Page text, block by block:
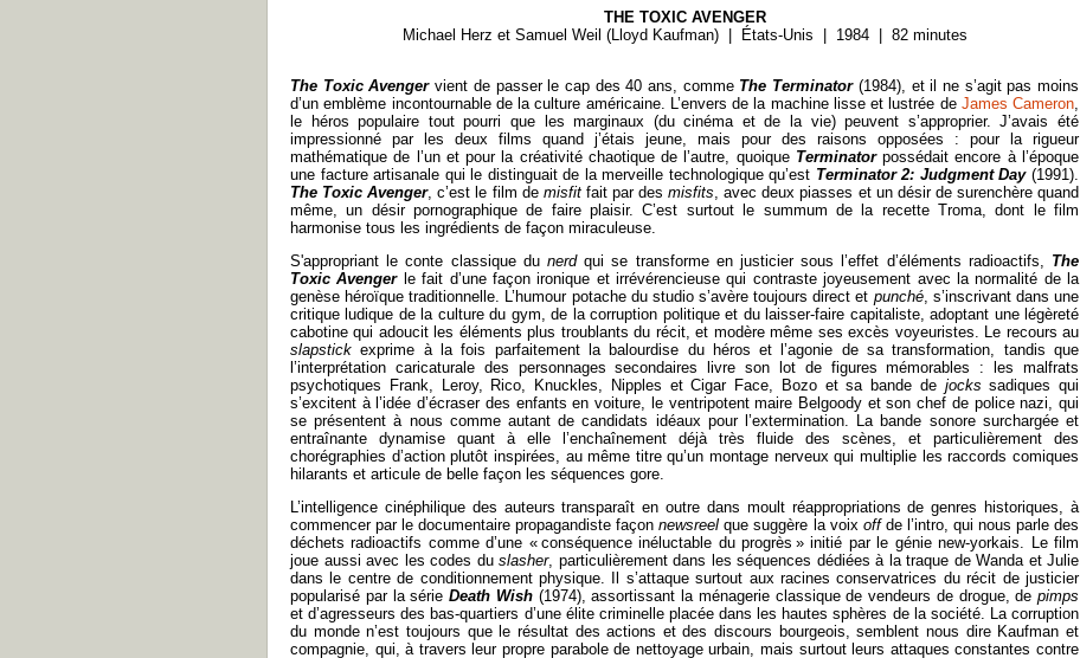
THE TOXIC AVENGER
Michael Herz et Samuel Weil (Lloyd Kaufman) | États-Unis | 1984 | 82 minutes
The Toxic Avengervient de passer le cap des 40 ans, comme The Terminator(1984), et il ne s’agit pas moins
d’un emblème incontournable de la culture américaine. L’envers de la machine lisse et lustrée de James Cameron,
le héros populaire tout pourri que les marginaux (du cinéma et de la vie) peuvent s’approprier. J’avais été
impressionné par les deux films quand j’étais jeune, mais pour des raisons opposées : pour la rigueur
mathématique de l’un et pour la créativité chaotique de l’autre, quoique Terminatorpossédait encore à l’époque
une facture artisanale qui le distinguait de la merveille technologique qu’est Terminator 2: Judgment Day(1991).
The Toxic Avenger, c’est le film de misfitfait par desmisfits, avec deux piasses et un désir de surenchère quand
même, un désir pornographique de faire plaisir. C’est surtout le summum de la recette Troma, dont le film
harmonise tous les ingrédients de façon miraculeuse.
S'appropriant le conte classique du nerdqui se transforme en justicier sous l’effet d’éléments radioactifs, The
Toxic Avengerle fait d’une façon ironique et irrévérencieuse qui contraste joyeusement avec la normalité de la
genèse héroïque traditionnelle. L’humour potache du studio s’avère toujours direct et punché, s’inscrivant dans une
critique ludique de la culture du gym, de la corruption politique et du laisser-faire capitaliste, adoptant une légèreté
cabotine qui adoucit les éléments plus troublants du récit, et modère même ses excès voyeuristes. Le recours au
slapstick exprime à la fois parfaitement la balourdise du héros et l’agonie de sa transformation, tandis que
l’interprétation caricaturale des personnages secondaires livre son lot de figures mémorables : les malfrats
psychotiques Frank, Leroy, Rico, Knuckles, Nipples et Cigar Face, Bozo et sa bande de jocks sadiques qui
s’excitent à l’idée d’écraser des enfants en voiture, le ventripotent maire Belgoody et son chef de police nazi, qui
se présentent à nous comme autant de candidats idéaux pour l’extermination. La bande sonore surchargée et
entraînante dynamise quant à elle l’enchaînement déjà très fluide des scènes, et particulièrement des
chorégraphies d’action plutôt inspirées, au même titre qu’un montage nerveux qui multiplie les raccords comiques
hilarants et articule de belle façon les séquences gore.
L’intelligence cinéphilique des auteurs transparaît en outre dans moult réappropriations de genres historiques, à
commencer par le documentaire propagandiste façonnewsreel que suggère la voix offde l’intro, qui nous parle des
déchets radioactifs comme d’une « conséquence inéluctable du progrès » initié par le génie new-yorkais. Le film
joue aussi avec les codes du slasher, particulièrement dans les séquences dédiées à la traque de Wanda et Julie
dans le centre de conditionnement physique. Il s’attaque surtout aux racines conservatrices du récit de justicier
popularisé par la série Death Wish(1974), assortissant la ménagerie classique de vendeurs de drogue, de pimps
et d’agresseurs des bas-quartiers d’une élite criminelle placée dans les hautes sphères de la société. La corruption
du monde n’est toujours que le résultat des actions et des discours bourgeois, semblent nous dire Kaufman et
compagnie, qui, à travers leur propre parabole de nettoyage urbain, mais surtout leurs attaques constantes contre